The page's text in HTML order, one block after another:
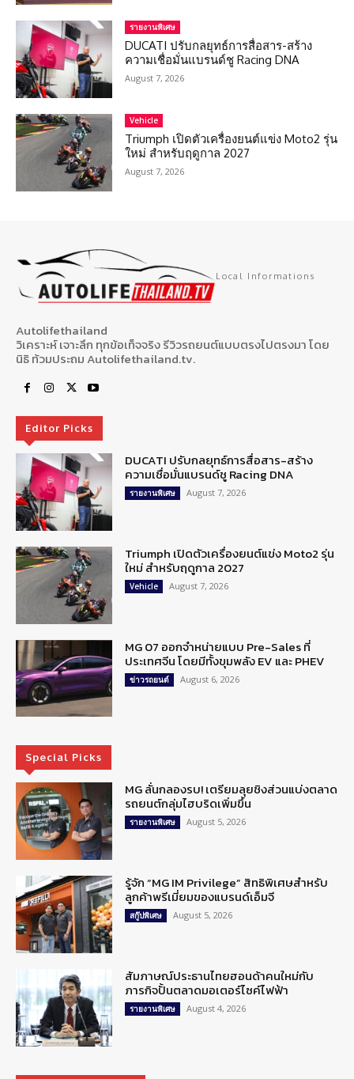
รายงานพิเศษ
DUCATI ปรับกลยุทธ์การสื่อสาร-สร้าง
ความเชื่อมั่นแบรนด์ชู Racing DNA
August 7, 2026
Vehicle
Triumph เปิดตัวเครื่องยนต์แข่ง Moto2 รุ่น
ใหม่ สำหรับฤดูกาล 2027
August 7, 2026
Local Informations
Autolifethailand
วิเคราะห์ เจาะลึก ทุกข้อเท็จจริง รีวิวรถยนต์แบบตรงไปตรงมา โดย
นิธิ ท้วมประถม Autolifethailand.tv.
Editor Picks
DUCATI ปรับกลยุทธ์การสื่อสาร-สร้าง
ความเชื่อมั่นแบรนด์ชู Racing DNA
รายงานพิเศษ August 7, 2026
Triumph เปิดตัวเครื่องยนต์แข่ง Moto2 รุ่น
ใหม่ สำหรับฤดูกาล 2027
Vehicle August 7, 2026
MG 07 ออกจำหน่ายแบบ Pre-Sales ที่
ประเทศจีน โดยมีทั้งขุมพลัง EV และ PHEV
ข่าวรถยนต์ August 6, 2026
Special Picks
MG ลั่นกลองรบ! เตรียมลุยชิงส่วนแบ่งตลาด
รถยนต์กลุ่มไฮบริดเพิ่มขึ้น
รายงานพิเศษ August 5, 2026
รู้จัก “MG IM Privilege” สิทธิพิเศษสำหรับ
ลูกค้าพรีเมี่ยมของแบรนด์เอ็มจี
สกู๊ปพิเศษ August 5, 2026
สัมภาษณ์ประธานไทยฮอนด้าคนใหม่กับ
ภารกิจปั้นตลาดมอเตอร์ไซค์ไฟฟ้า
รายงานพิเศษ August 4, 2026